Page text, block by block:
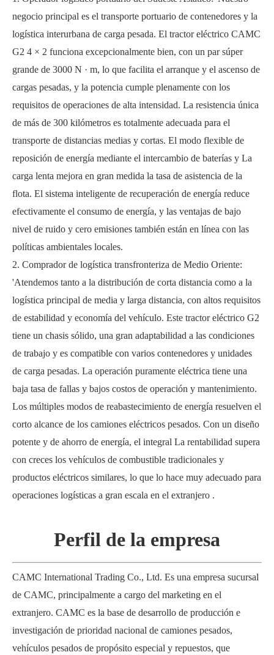
negocio principal es el transporte portuario de contenedores y la
logística interurbana de carga pesada. El tractor eléctrico CAMC
G2 4 × 2 funciona excepcionalmente bien, con un par súper
grande de 3000 N · m, lo que facilita el arranque y el ascenso de
cargas pesadas, y la potencia cumple plenamente con los
requisitos de operaciones de alta intensidad. La resistencia única
de más de 300 kilómetros es totalmente adecuada para el
transporte de distancias medias y cortas. El modo flexible de
reposición de energía mediante el intercambio de baterías y La
carga lenta mejora en gran medida la tasa de asistencia de la
flota. El sistema inteligente de recuperación de energía reduce
efectivamente el consumo de energía, y las ventajas de bajo
nivel de ruido y cero emisiones también están en línea con las
políticas ambientales locales.
2. Comprador de logística transfronteriza de Medio Oriente:
'Atendemos tanto a la distribución de corta distancia como a la
logística principal de media y larga distancia, con altos requisitos
de estabilidad y economía del vehículo. Este tractor eléctrico G2
tiene un chasis sólido, una gran adaptabilidad a las condiciones
de trabajo y es compatible con varios contenedores y unidades
de carga pesadas. La operación puramente eléctrica tiene una
baja tasa de fallas y bajos costos de operación y mantenimiento.
Los múltiples modos de reabastecimiento de energía resuelven el
corto alcance de los camiones eléctricos pesados. Con un diseño
potente y de ahorro de energía, el integral La rentabilidad supera
con creces los vehículos de combustible tradicionales y
productos eléctricos similares, lo que lo hace muy adecuado para
operaciones logísticas a gran escala en el extranjero .
Perfil de la empresa
CAMC International Trading Co., Ltd. Es una empresa sucursal
de CAMC, principalmente a cargo del marketing en el
extranjero. CAMC es la base de desarrollo de producción e
investigación de prioridad nacional de camiones pesados,
vehículos pesados ​​de propósito especial y repuestos, que